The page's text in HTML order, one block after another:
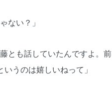
ない？」
とも話していたんですよ。
うのは嬉しいねって」